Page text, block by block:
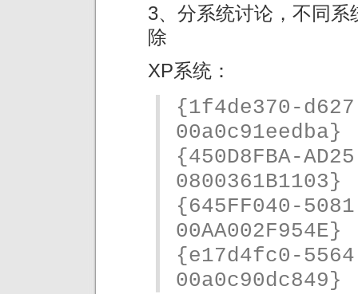
3、分系统讨论，不同
除
XP系统：
{1f4de370-
00a0c91eedba}
{450D8FBA-
0800361B1103}
{645FF040-
00AA002F954E}
{e17d4fc0-
00a0c90dc849}